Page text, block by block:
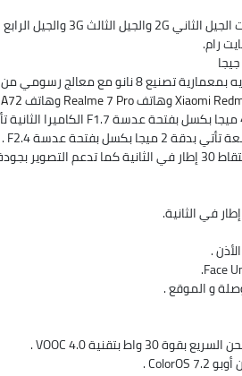
Realme
7
Pro
ريلمي
7
برو
مميزات
XiaomiوهاتفRealme 7 Proوهاتف
و الموقع .